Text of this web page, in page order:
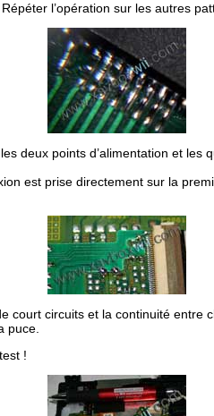
Répéter l’opération sur les autres
deux points d’alimentation et les
est prise directement sur la
court circuits et la continuité entre
puce.
!